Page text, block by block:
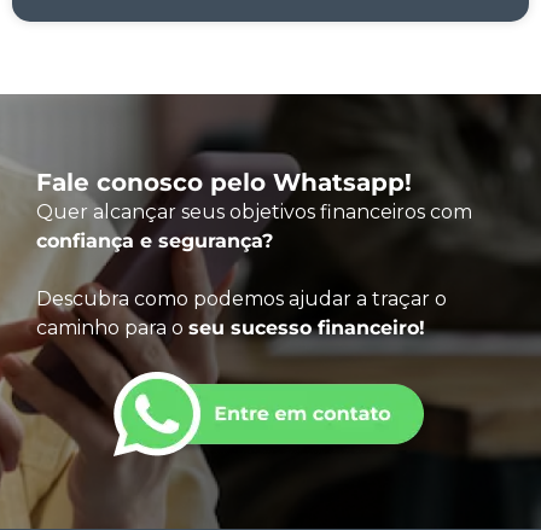
Fale conosco pelo Whatsapp!
Quer alcançar seus objetivos financeiros com
confiança e segurança?
Descubra como podemos ajudar a traçar o
caminho para o seu sucesso financeiro!